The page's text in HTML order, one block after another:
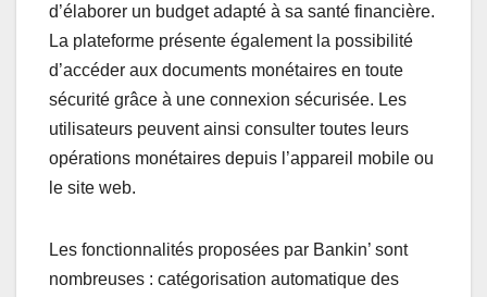
d’élaborer un budget adapté à sa santé financière.
La plateforme présente également la possibilité
d’accéder aux documents monétaires en toute
sécurité grâce à une connexion sécurisée. Les
utilisateurs peuvent ainsi consulter toutes leurs
opérations monétaires depuis l’appareil mobile ou
le site web.
Les fonctionnalités proposées par Bankin’ sont
nombreuses : catégorisation automatique des